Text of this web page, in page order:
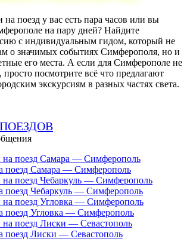
поезд у вас есть пара часов или вы
на пару дней? Найдите
с индивидуальным гидом, который не
о значимых событиях Симферополя, но и
его места. А если для Симферополе не
посмотрите всё что предлагают
экскурсиям в разных частях света.
поезд Самара — Симферополь
Чебаркуль — Симферополь
поезд Угловка — Симферополь
Лиски — Севастополь